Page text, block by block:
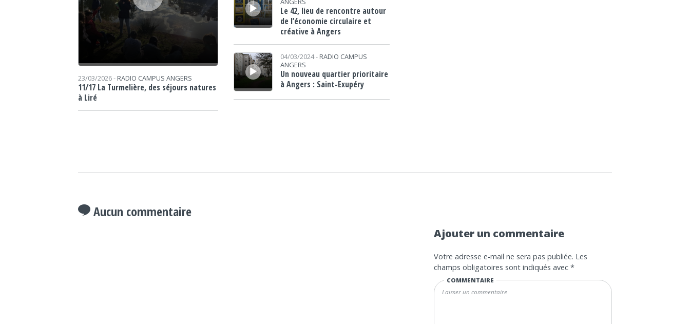
23/03/2026 - RADIO CAMPUS ANGERS
11/17 La Turmelière, des séjours natures
à Liré
Le 42, lieu de rencontre autour
de l’économie circulaire et
créative à Angers
Lecteur audio
04/03/2024 - RADIO CAMPUS
ANGERS
Un nouveau quartier prioritaire
à Angers : Saint-Exupéry
Aucun commentaire
Ajouter un commentaire
Votre adresse e-mail ne sera pas publiée. Les
champs obligatoires sont indiqués avec*
COMMENTAIRE